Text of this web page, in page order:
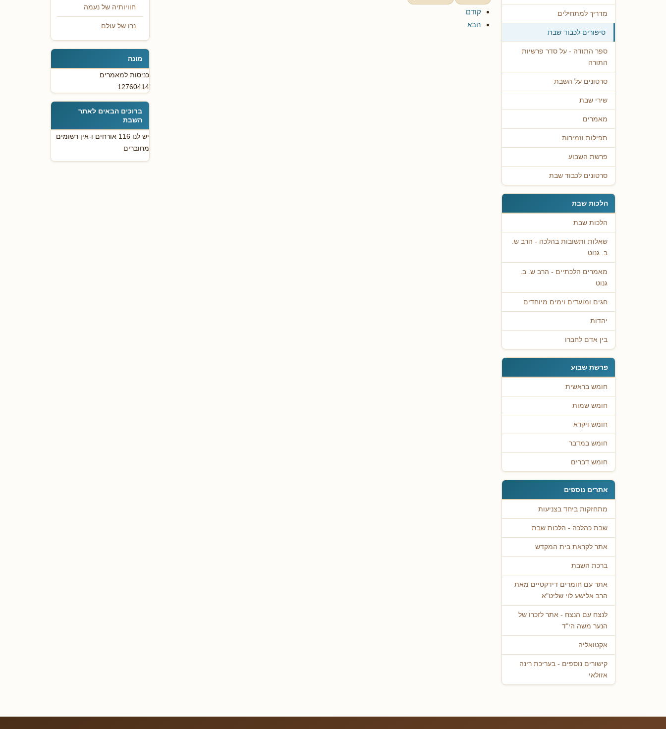
מדריך למתחילים
סיפורים לכבוד שבת
ספר התודה - על סדר פרשיות
התורה
סרטונים על השבת
שירי שבת
מאמרים
תפילות וזמירות
פרשת השבוע
סרטונים לכבוד שבת
הלכות שבת
הלכות שבת
שאלות ותשובות בהלכה - הרב ש.
ב. גנוט
מאמרים הלכתיים - הרב ש. ב.
גנוט
חגים ומועדים וימים מיוחדים
יהדות
בין אדם לחברו
פרשת שבוע
חומש בראשית
חומש שמות
חומש ויקרא
חומש במדבר
חומש דברים
אתרים נוספים
מתחזקות ביחד בצניעות
שבת כהלכה - הלכות שבת
אתר לקראת בית המקדש
ברכת השבת
אתר עם חומרים דידקטיים מאת
הרב אלישע לוי שליט"א
לנצח עם הנצח - אתר לזכרו של
הנער משה הי"ד
אקטואליה
קישורים נוספים - בעריכת רינה
אזולאי
קודם
הבא
חוויותיה של נעמה
נרו של עולם
מונה
כניסות למאמרים
12760414
ברוכים הבאים לאתר
השבת
יש לנו 116 אורחים ו-אין רשומים
מחוברים